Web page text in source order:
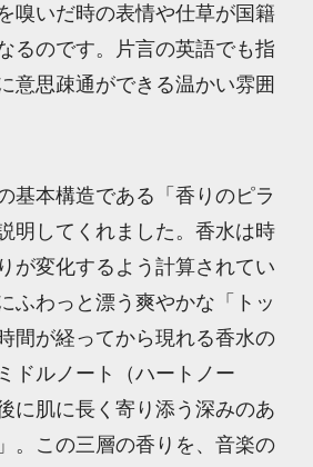
嗅いだ時の表情や仕草が国籍
るのです。片言の英語でも指
意思疎通ができる温かい雰囲
基本構造である「香りのピラ
明してくれました。香水は時
が変化するよう計算されてい
ふわっと漂う爽やかな「トッ
間が経ってから現れる香水の
ドルノート（ハートノー
に肌に長く寄り添う深みのあ
。この三層の香りを、音楽の